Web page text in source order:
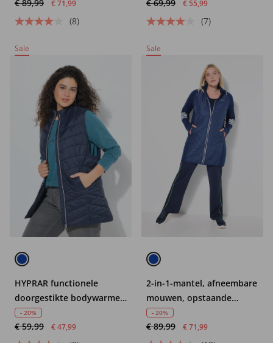
wegrits
€ 89,99 € 71,99
(8)
€ 69,99 € 55,99
(7)
Sale
HYPRAR functionele
doorgestikte bodywarmer,
waterafstotend,
ritszakken
- 20%
€ 59,99 € 47,99
Sale
2-in-1-mantel, afneembare
mouwen, opstaande
kraag, gerecycled
- 20%
€ 89,99 € 71,99